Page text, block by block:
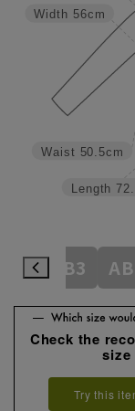
Length
Waist 50.5cm
Width 56cm
A8 AB3
Check the
size
Try this